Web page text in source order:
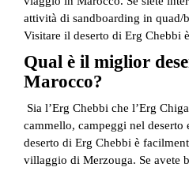
attività di sandboarding in quad/
Visitare il deserto di Erg Chebbi
Qual è il miglior
Marocco?
Sia l’Erg Chebbi che l’Erg
cammello, campeggi nel deserto
deserto di Erg Chebbi è
villaggio di Merzouga. Se avete